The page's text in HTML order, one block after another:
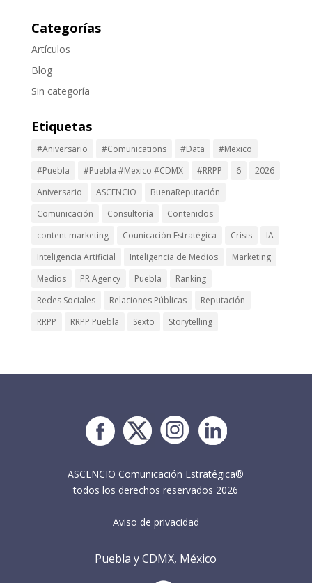
Categorías
Artículos
Blog
Sin categoría
Etiquetas
#Aniversario #Comunications #Data
#Mexico
#Puebla
#Puebla #Mexico #CDMX #RRPP 6
2026
Aniversario
ASCENCIO
BuenaReputación
Comunicación
Consultoría
Contenidos
content marketing
Counicación Estratégica Crisis
IA
Inteligencia Artificial
Inteligencia de Medios
Marketing
Medios
PR Agency Puebla
Ranking
Redes Sociales
Relaciones Públicas
Reputación
RRPP
RRPP Puebla Sexto Storytelling
ASCENCIO Comunicación Estratégica®
todos los derechos reservados 2026
Aviso de privacidad
Puebla y CDMX, México